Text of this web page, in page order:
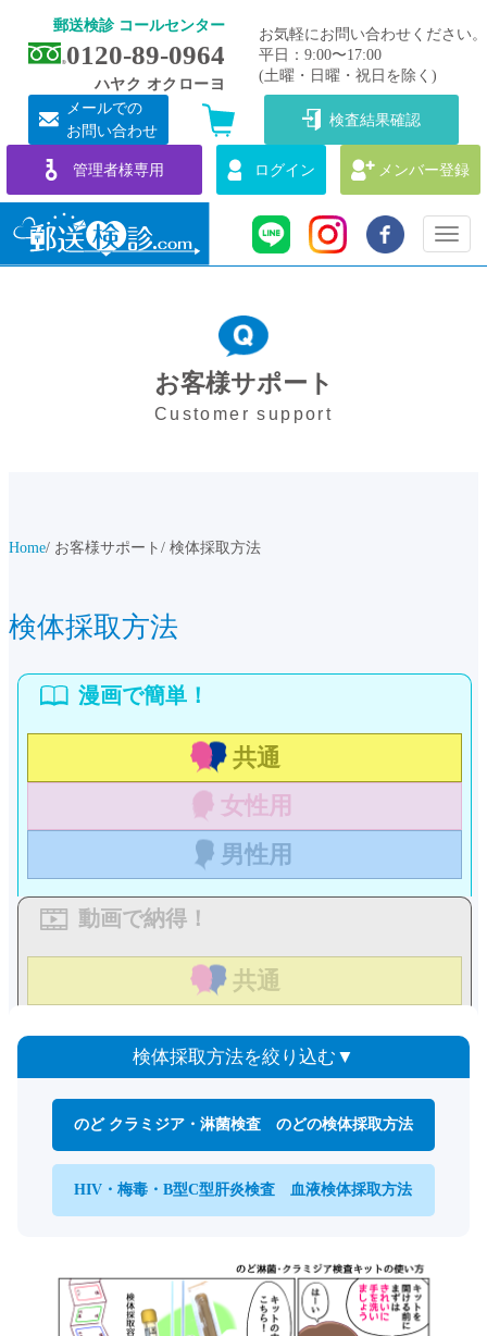
郵送検診 コールセンター
0120-89-0964
ハヤク オクローヨ
お気軽にお問い合わせください。
平日：9:00〜17:00
(土曜・日曜・祝日を除く)
メールでの
お問い合わせ
検査結果確認
管理者様専用 ログイン メンバー登録
Toggle
お客様サポート
Customer support
Home お客様サポート 検体採取方法
検体採取方法
共通
女性用
男性用
共通
検体採取方法を絞り込む
のど クラミジア・淋菌検査 のどの検体採取方法​
HIV・梅毒・B型C型肝炎検査 血液検体採取方法